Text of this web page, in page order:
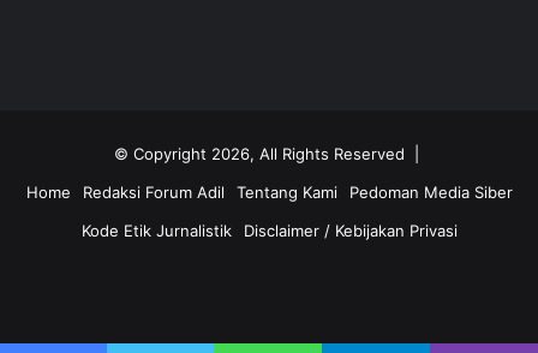
© Copyright 2026, All Rights Reserved |
Home
Redaksi Forum Adil Tentang Kami
Pedoman Media Siber
Kode Etik Jurnalistik
Disclaimer / Kebijakan Privasi